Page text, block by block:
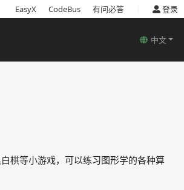
EasyX CodeBus 有问必答 登录
中文
棋等小游戏，可以练习图形学的各种算